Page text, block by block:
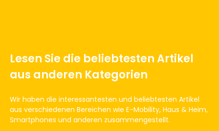
Lesen Sie die beliebtesten Artikel
aus anderen Kategorien
Wir haben die interessantesten und beliebtesten Artikel
aus verschiedenen Bereichen wie E-Mobility, Haus & Heim,
Smartphones und anderen zusammengestellt.